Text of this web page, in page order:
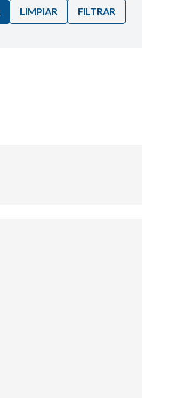
LIMPIAR FILTRAR